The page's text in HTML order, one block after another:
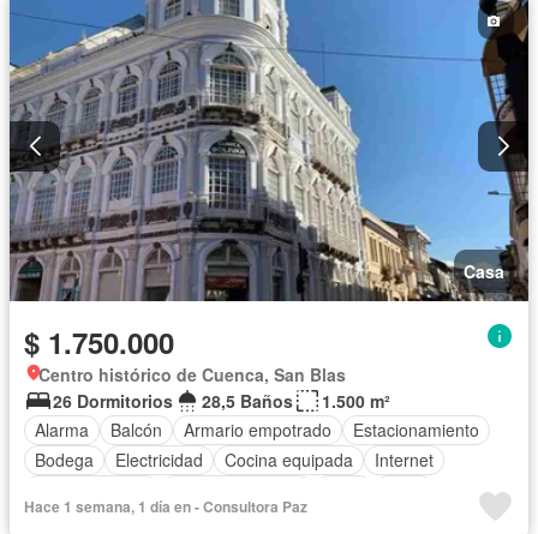
Casa
$ 1.750.000
Centro histórico de Cuenca, San Blas
26 Dormitorios
28,5 Baños
1.500 m²
Alarma
Balcón Armario empotrado
Estacionamiento
Bodega
Electricidad Cocina equipada
Internet
Terraza
Wifi
Hace 1 semana, 1 día en - Consultora Paz